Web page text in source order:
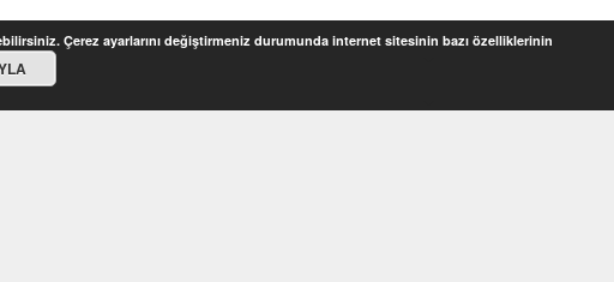
Çerez ayarlarını değiştirmeniz durumunda internet sitesinin bazı özelliklerinin